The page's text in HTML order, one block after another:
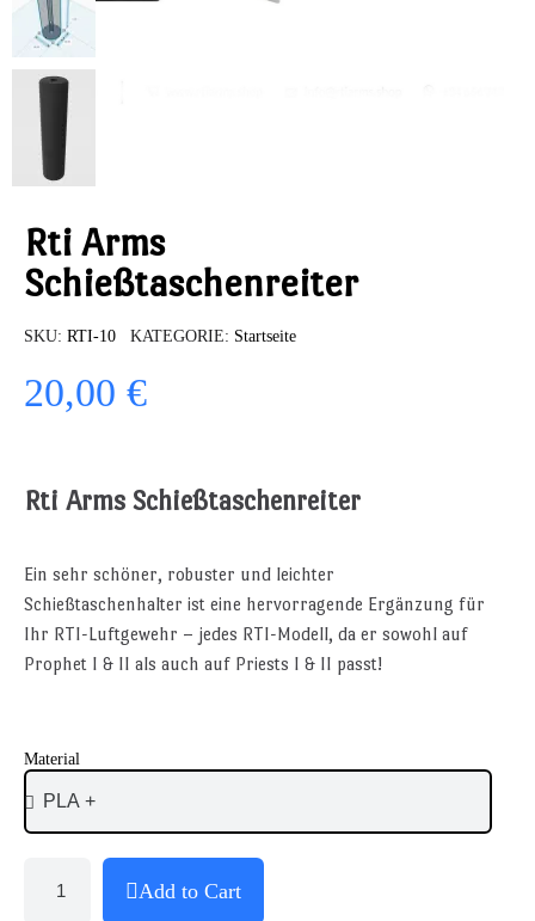
Rti Arms
Schießtaschenreiter
SKU RTI-10 KATEGORIE Startseite
20,00 €
Rti Arms Schießtaschenreiter
Ein sehr schöner, robuster und leichter
Schießtaschenhalter ist eine hervorragende Ergänzung für
Ihr RTI-Luftgewehr – jedes RTI-Modell, da er sowohl auf
Prophet I & II als auch auf Priests I & II passt!
Material
Add to Cart